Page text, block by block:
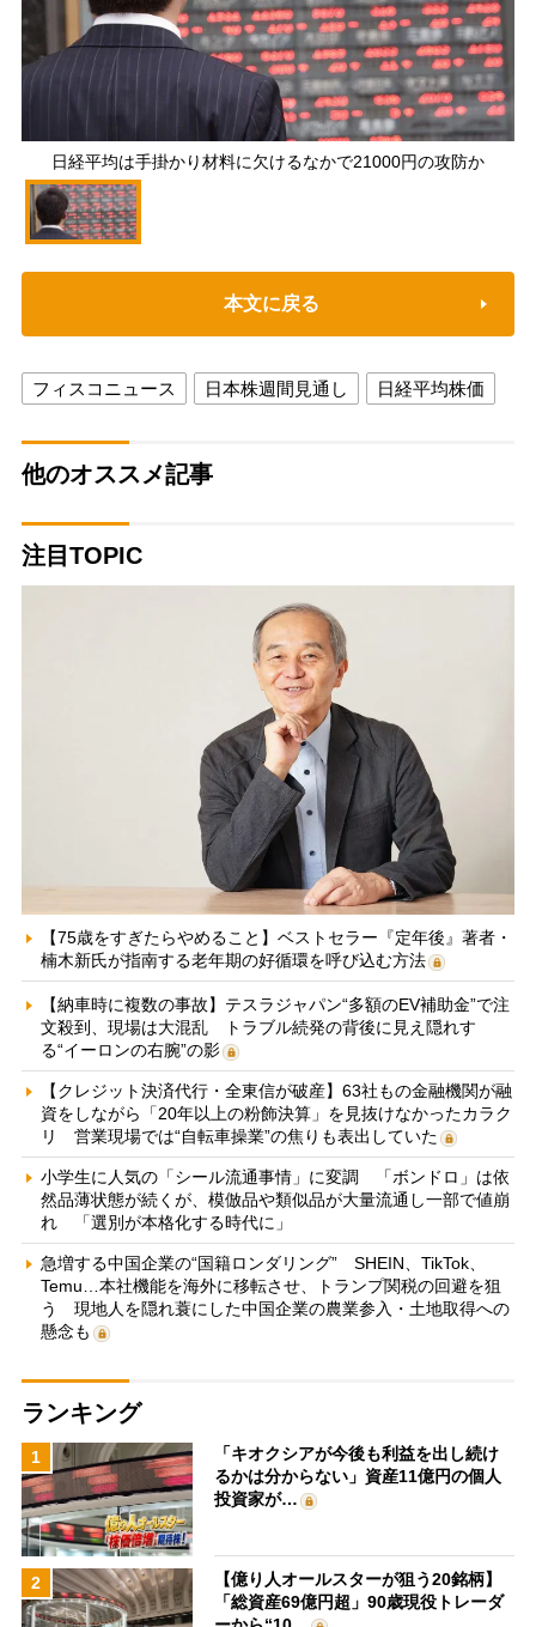
日経平均は手掛かり材料に欠けるなかで21000円の攻防か
本文に戻る
フィスコニュース 日本株週間見通し 日経平均株価
他のオススメ記事
注目TOPIC
【75歳をすぎたらやめること】ベストセラー『定年後』著者・
楠木新氏が指南する老年期の好循環を呼び込む方法
【納車時に複数の事故】テスラジャパン“多額のEV補助金”で注
文殺到、現場は大混乱 トラブル続発の背後に見え隠れす
る“イーロンの右腕”の影
【クレジット決済代行・全東信が破産】63社もの金融機関が融
資をしながら「20年以上の粉飾決算」を見抜けなかったカラク
リ 営業現場では“自転車操業”の焦りも表出していた
小学生に人気の「シール流通事情」に変調 「ボンドロ」は依
然品薄状態が続くが、模倣品や類似品が大量流通し一部で値崩
れ 「選別が本格化する時代に」
急増する中国企業の“国籍ロンダリング” SHEIN、TikTok、
Temu…本社機能を海外に移転させ、トランプ関税の回避を狙
う 現地人を隠れ蓑にした中国企業の農業参入・土地取得への
懸念も
ランキング
1
「キオクシアが今後も利益を出し続け
るかは分からない」資産11億円の個人
投資家が…
2
【億り人オールスターが狙う20銘柄】
「総資産69億円超」90歳現役トレーダ